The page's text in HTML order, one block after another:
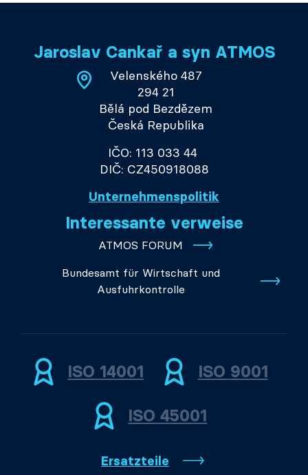
Jaroslav Cankař a syn ATMOS
Velenského 487
294 21
Bělá pod Bezdězem
Česká Republika
IČO: 113 033 44
DIČ: CZ450918088
Unternehmenspolitik
Interessante verweise
ATMOS FORUM
Bundesamt für Wirtschaft und
Ausfuhrkontrolle
ISO 14001 ISO 9001
ISO 45001
Ersatzteile